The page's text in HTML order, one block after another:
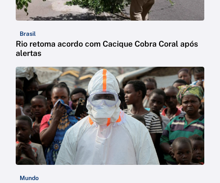
Brasil
Rio retoma acordo com Cacique Cobra Coral após
alertas
Mundo